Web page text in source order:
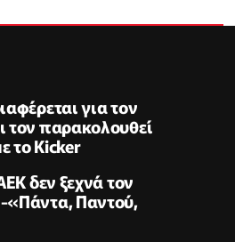
για τον
τον παρακολουθεί
το Kicker
δεν ξεχνά τον
«Πάντα, Παντού,